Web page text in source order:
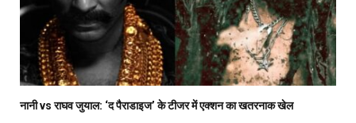
नानी vs राघव जुयाल: ‘द पैराडाइज’ के टीजर में एक्शन का खतरनाक खेल